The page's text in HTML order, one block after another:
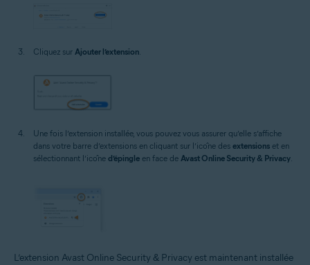
Cliquez sur Ajouter l’extension
Une fois l’extension installée, vous pouvez vous assurer qu’elle s’affiche
dans votre barre d’extensions en cliquant sur l’icône des extensions et en
sélectionnant l’icône d’épingle en face de Avast Online Security & Privacy
L’extension Avast Online Security & Privacy est maintenant installée